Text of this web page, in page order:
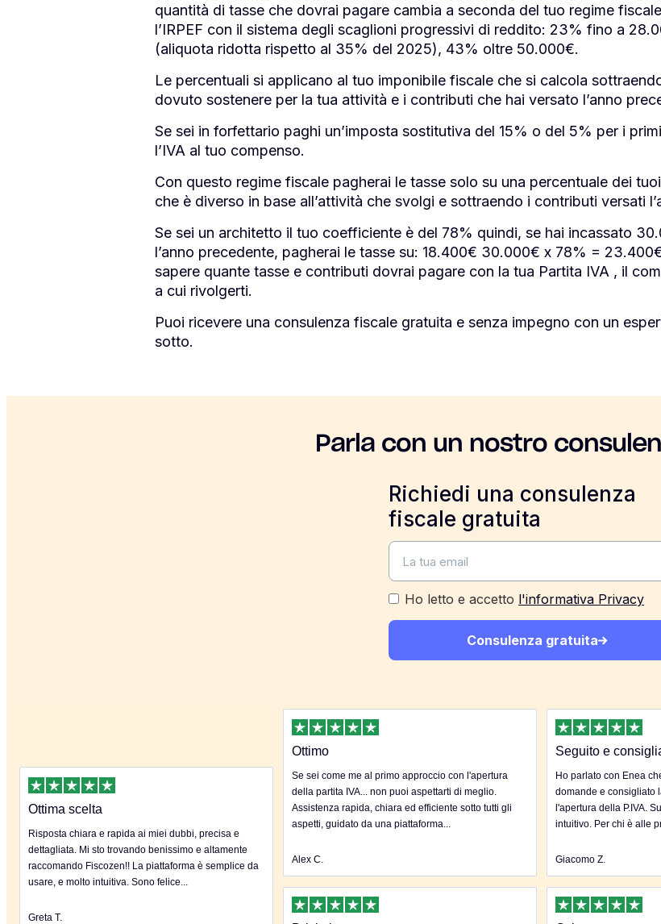
quantità di tasse che dovrai pagare cambia a seconda del tuo regime
l’IRPEF con il sistema degli scaglioni progressivi di reddito: 23% fino a
(aliquota ridotta rispetto al 35% del 2025), 43% oltre 50.000€.
Le percentuali si applicano al tuo imponibile fiscale che si calcola
dovuto sostenere per la tua attività e i contributi che hai versato l’anno
Se sei in forfettario paghi un’imposta sostitutiva del 15% o del 5% per i
l’IVA al tuo compenso.
Con questo regime fiscale pagherai le tasse solo su una percentuale dei
che è diverso in base all’attività che svolgi e sottraendo i contributi versati
Se sei un architetto il tuo coefficiente è del 78% quindi, se hai incassato
l’anno precedente, pagherai le tasse su: 18.400€ 30.000€ x 78% =
sapere quante tasse e contributi dovrai pagare con la tua Partita IVA , il
a cui rivolgerti.
Puoi ricevere una consulenza fiscale gratuita e senza impegno con un
sotto.
Parla con un nostro
Richiedi una consulenza
fiscale gratuita
Ho letto e accetto l'informativa Privacy
Consulenza gratuita
Ottima scelta
Risposta chiara e rapida ai miei dubbi, precisa e
dettagliata. Mi sto trovando benissimo e altamente
raccomando Fiscozen!! La piattaforma è semplice da
usare, e molto intuitiva. Sono felice...
Greta T.
Ottimo
Se sei come me al primo approccio con l'apertura
della partita IVA... non puoi aspettarti di meglio.
Assistenza rapida, chiara ed efficiente sotto tutti gli
aspetti, guidato da una piattaforma...
Alex C.
Seguito e
Ho parlato con Enea
domande e consigliato
l'apertura della P.IVA.
intuitivo. Per chi è alle
Giacomo Z.